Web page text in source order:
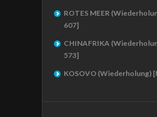
ROTES MEER
607]
CHINAFRIKA
573]
KOSOVO (Wiederholung)